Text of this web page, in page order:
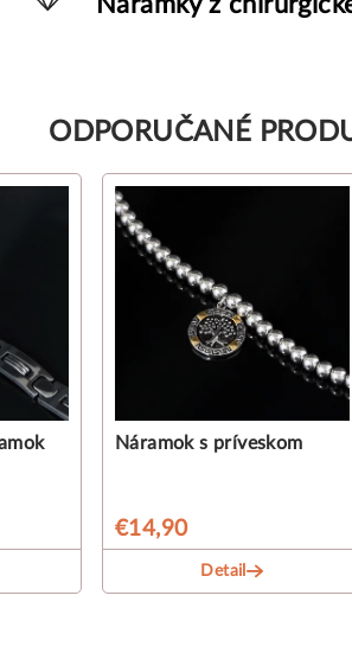
ODPORUČANÉ
Náramok s príveskom
€14,90
Detail